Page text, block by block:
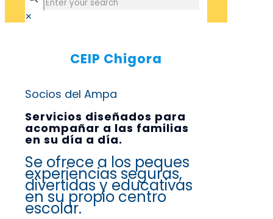
✕
CEIP Chigora
Socios del Ampa
Servicios diseñados para
acompañar a las familias
en su día a día.
Se ofrece a los peques
experiencias seguras,
divertidas y educativas
en su propio centro
escolar.